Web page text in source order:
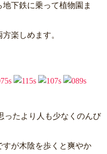
下鉄に乗って植物園ま
楽しめます。
ったより人も少なくのんび
すが木陰を歩くと爽やか